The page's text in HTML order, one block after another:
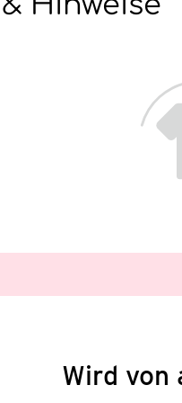
Wird von